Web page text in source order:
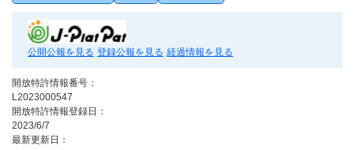
公開公報を見る 登録公報を見る 経過情報を見る
開放特許情報番号：
L2023000547
開放特許情報登録日：
2023/6/7
最新更新日：